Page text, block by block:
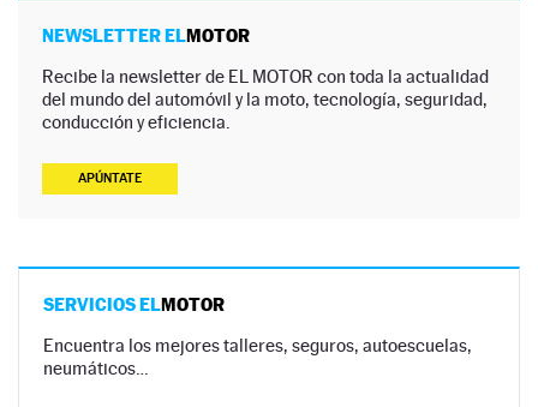
NEWSLETTER ELMOTOR
Recibe la newsletter de EL MOTOR con toda la actualidad
del mundo del automóvil y la moto, tecnología, seguridad,
conducción y eficiencia.
APÚNTATE
SERVICIOS ELMOTOR
Encuentra los mejores talleres, seguros, autoescuelas,
neumáticos…